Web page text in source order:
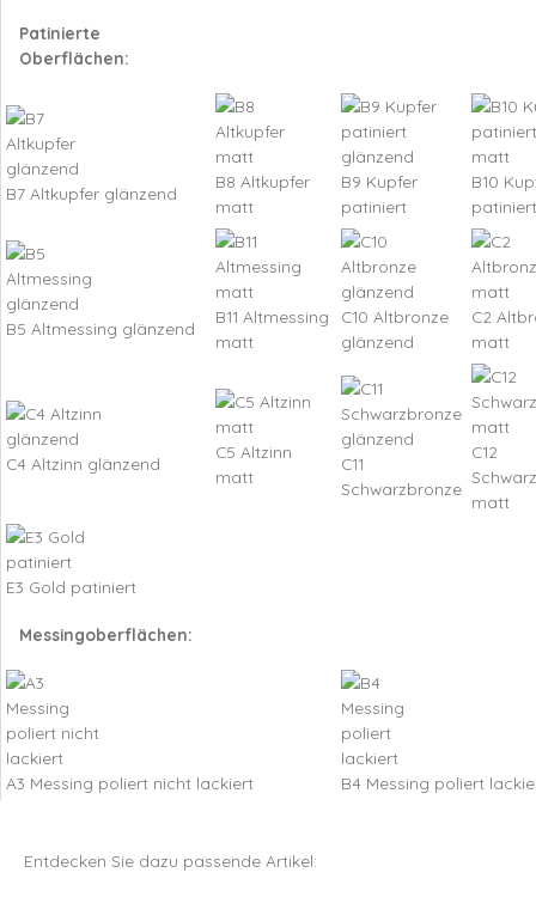
Patinierte
Oberflächen:
B7 Altkupfer glänzend
B8 Altkupfer
matt
B9 Kupfer
patiniert
B10
B5 Altmessing glänzend
B11 Altmessing
matt
C10 Altbronze
glänzend
C2
matt
C4 Altzinn glänzend
C5 Altzinn
matt
C11
Schwarzbronze
C12
matt
E3 Gold patiniert
Messingoberflächen:
A3 Messing poliert nicht lackiert B4 Messing poliert
Entdecken Sie dazu passende Artikel: